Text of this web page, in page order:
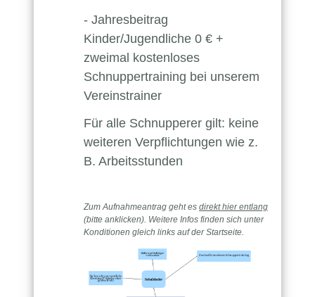
Inhalt
- Jahresbeitrag
Kinder/Jugendliche 0 € +
zweimal kostenloses
Schnuppertraining bei unserem
Vereinstrainer
Für alle Schnupperer gilt: keine
weiteren Verpflichtungen wie z.
B. Arbeitsstunden
Zum Aufnahmeantrag geht es direkt hier entlang
(bitte anklicken). Weitere Infos finden sich unter
Konditionen gleich links auf der Startseite.